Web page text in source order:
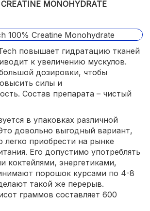
MONOHYDRATE
повышает гидратацию тканей
к увеличению мускулов.
дозировки, чтобы
силы и
Состав препарата – чистый
в упаковках различной
довольно выгодный вариант,
приобрести на рынке
Его допустимо употреблять
коктейлями, энергетиками,
порошок курсами по 4-8
такой же перерыв.
граммов составляет 600